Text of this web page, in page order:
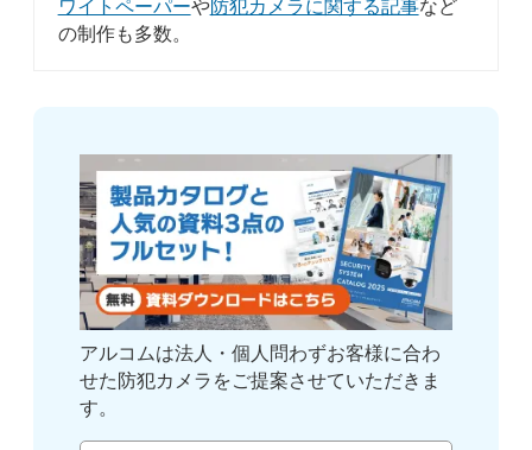
ワイトペーパーや防犯カメラに関する記事など
の制作も多数。
アルコムは法人・個人問わずお客様に合わ
せた防犯カメラをご提案させていただきま
す。